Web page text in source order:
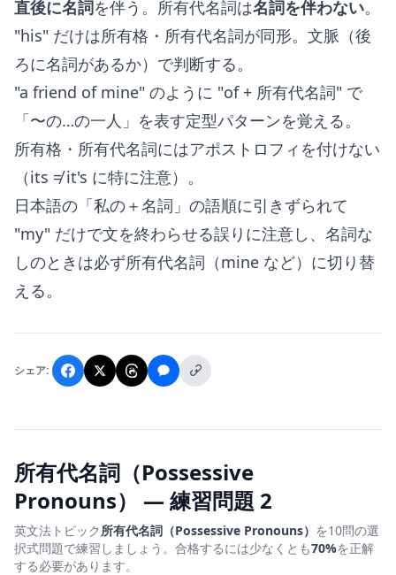
直後に名詞を伴う。所有代名詞は名詞を伴わない。
"his" だけは所有格・所有代名詞が同形。文脈（後
ろに名詞があるか）で判断する。
"a friend of mine" のように "of + 所有代名詞" で
「〜の…の一人」を表す定型パターンを覚える。
所有格・所有代名詞にはアポストロフィを付けない
（its ≠ it's に特に注意）。
日本語の「私の＋名詞」の語順に引きずられて
"my" だけで文を終わらせる誤りに注意し、名詞な
しのときは必ず所有代名詞（mine など）に切り替
える。
シェア:
所有代名詞（Possessive
Pronouns） — 練習問題 2
英文法トピック所有代名詞（Possessive Pronouns） を10問の選
択式問題で練習しましょう。合格するには少なくとも70%を正解
する必要があります。